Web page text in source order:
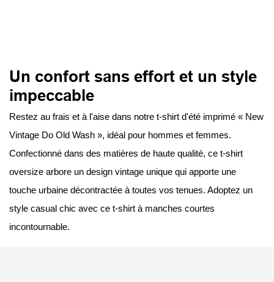
Un confort sans effort et un style
impeccable
Restez au frais et à l'aise dans notre t-shirt d'été imprimé « New
Vintage Do Old Wash », idéal pour hommes et femmes.
Confectionné dans des matières de haute qualité, ce t-shirt
oversize arbore un design vintage unique qui apporte une
touche urbaine décontractée à toutes vos tenues. Adoptez un
style casual chic avec ce t-shirt à manches courtes
incontournable.